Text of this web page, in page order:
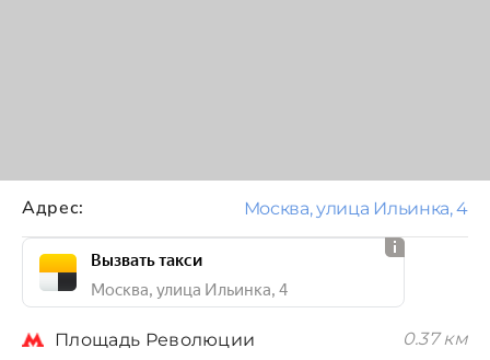
Адрес: Москва, улица Ильинка, 4
Вызвать такси
Москва, улица Ильинка, 4
Площадь Революции 0.37 км